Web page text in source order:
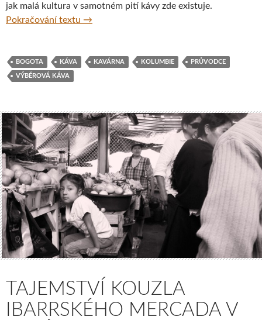
jak malá kultura v samotném pití kávy zde existuje.
Pokračování textu Kavárny v Bogotě – malý průvodce těmi
→
BOGOTA KÁVA KAVÁRNA KOLUMBIE PRŮVODCE
VÝBĚROVÁ KÁVA
TAJEMSTVÍ KOUZLA
IBARRSKÉHO MERCADA V